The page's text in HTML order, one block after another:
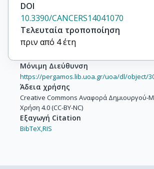
DOI
10.3390/CANCERS14041070
Τελευταία τροποποίηση
πριν από 4 έτη
Μόνιμη Διεύθυνση
https://pergamos.lib.uoa.gr/uoa/dl/object/
Άδεια χρήσης
Creative Commons Αναφορά Δημιουργού-
Χρήση 4.0 (CC-BY-NC)
Εξαγωγή Citation
BibTeX,RIS